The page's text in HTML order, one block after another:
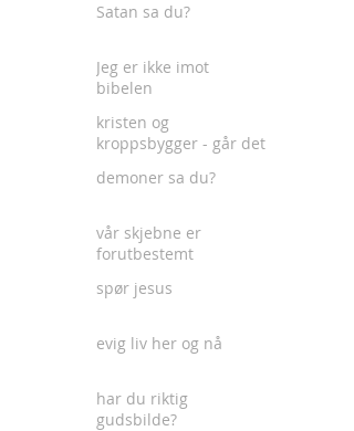
Satan sa du?
Jeg er ikke imot
bibelen
kristen og
kroppsbygger - går det
demoner sa du?
vår skjebne er
forutbestemt
spør jesus
evig liv her og nå
har du riktig
gudsbilde?